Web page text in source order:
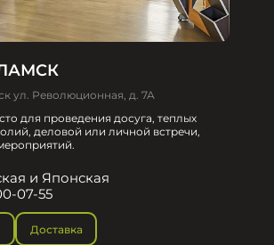
ул. Революционная, д. 7А
для проведения досуга, теплых
деловой или личной встречи,
и Японская
07-55
Доставка